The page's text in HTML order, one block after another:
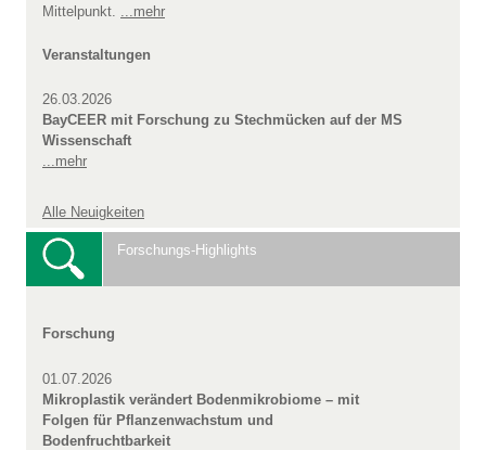
Mittelpunkt.
...mehr
Veranstaltungen
26.03.2026
BayCEER mit Forschung zu Stechmücken auf der MS
Wissenschaft
...mehr
Alle Neuigkeiten
Forschungs-Highlights
Forschung
01.07.2026
Mikroplastik verändert Bodenmikrobiome – mit
Folgen für Pflanzenwachstum und
Bodenfruchtbarkeit